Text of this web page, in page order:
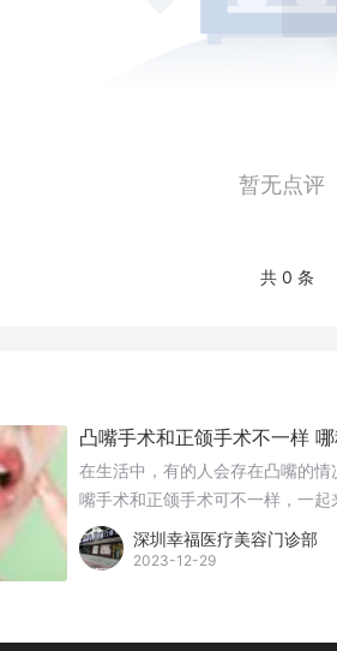
暂无点评
共 0 条
凸嘴手术和正颌手术不一样
在生活中，有的人会存在凸嘴的
嘴手术和正颌手术可不一样，一起
深圳幸福医疗美容门诊部
2023-12-29